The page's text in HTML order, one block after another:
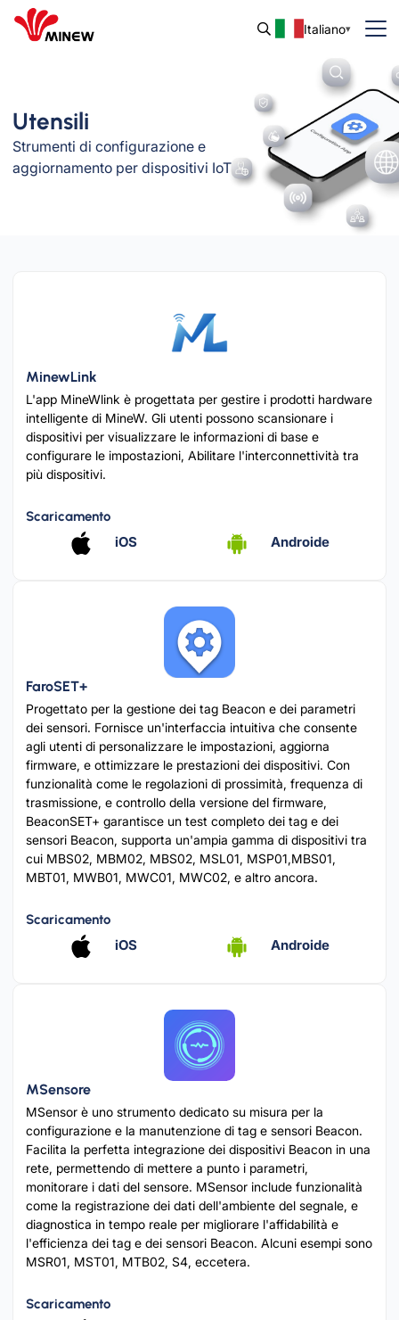
Italiano
Utensili
Strumenti di configurazione e
aggiornamento per dispositivi IoT
MinewLink
L'app MineWlink è progettata per gestire i prodotti hardware
intelligente di MineW. Gli utenti possono scansionare i
dispositivi per visualizzare le informazioni di base e
configurare le impostazioni, Abilitare l'interconnettività tra
più dispositivi.
Scaricamento
iOS Androide
FaroSET+
Progettato per la gestione dei tag Beacon e dei parametri
dei sensori. Fornisce un'interfaccia intuitiva che consente
agli utenti di personalizzare le impostazioni, aggiorna
firmware, e ottimizzare le prestazioni dei dispositivi. Con
funzionalità come le regolazioni di prossimità, frequenza di
trasmissione, e controllo della versione del firmware,
BeaconSET+ garantisce un test completo dei tag e dei
sensori Beacon, supporta un'ampia gamma di dispositivi tra
cui MBS02, MBM02, MBS02, MSL01, MSP01,MBS01,
MBT01, MWB01, MWC01, MWC02, e altro ancora.
Scaricamento
iOS Androide
MSensore
MSensor è uno strumento dedicato su misura per la
configurazione e la manutenzione di tag e sensori Beacon.
Facilita la perfetta integrazione dei dispositivi Beacon in una
rete, permettendo di mettere a punto i parametri,
monitorare i dati del sensore. MSensor include funzionalità
come la registrazione dei dati dell'ambiente del segnale, e
diagnostica in tempo reale per migliorare l'affidabilità e
l'efficienza dei tag e dei sensori Beacon. Alcuni esempi sono
MSR01, MST01, MTB02, S4, eccetera.
Scaricamento